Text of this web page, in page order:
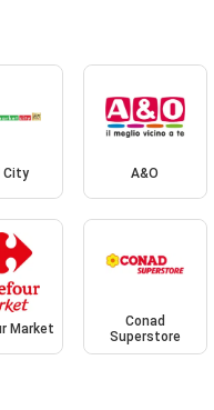
City A&O
Market
Conad
Superstore